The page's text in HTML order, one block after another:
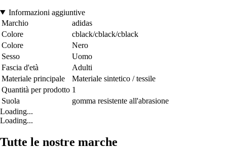
Informazioni aggiuntive
Marchio
adidas
Colore
cblack/cblack/cblack
Colore
Nero
Sesso
Uomo
Fascia d'età
Adulti
Materiale principale
Materiale sintetico / tessile
Quantità per prodotto 1
Suola
gomma resistente all'abrasione
Loading...
Loading...
Tutte le nostre marche